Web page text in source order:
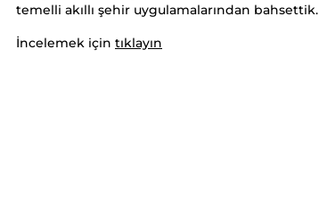
temelli akıllı şehir uygulamalarından bahsettik.
İncelemek için tıklayın